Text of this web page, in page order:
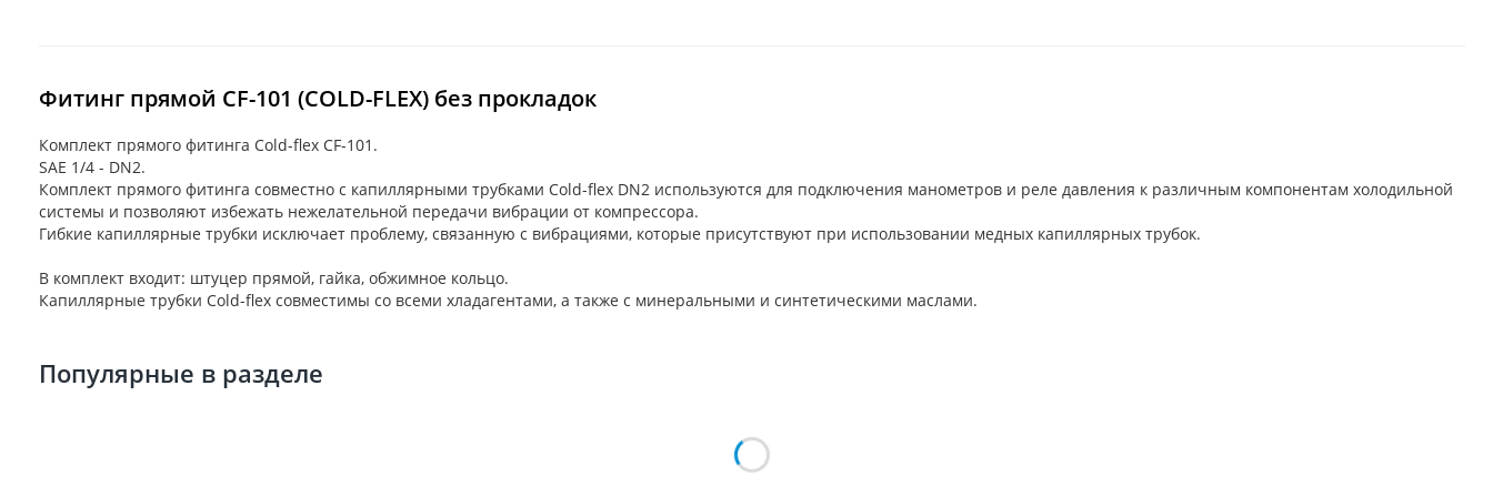
Фитинг прямой CF-101 (COLD-FLEX) без прокладок
Комплект прямого фитинга Cold-flex CF-101.
SAE 1/4 - DN2.
Комплект прямого фитинга совместно с капиллярными трубками Cold-flex DN2 используются для подключения манометров и реле давления к различным компонентам холодильной
системы и позволяют избежать нежелательной передачи вибрации от компрессора.
Гибкие капиллярные трубки исключает проблему, связанную с вибрациями, которые присутствуют при использовании медных капиллярных трубок.
В комплект входит: штуцер прямой, гайка, обжимное кольцо.
Капиллярные трубки Cold-flex совместимы со всеми хладагентами, а также с минеральными и синтетическими маслами.
Популярные в разделе